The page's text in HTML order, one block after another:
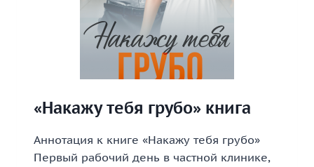
«Накажу тебя грубо» книга
Аннотация к книге «Накажу тебя грубо»
Первый рабочий день в частной клинике,